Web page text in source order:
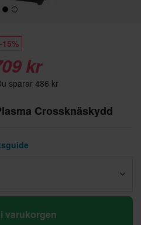
-15%
kr
sparar 486 kr
Crossknäskydd
varukorgen